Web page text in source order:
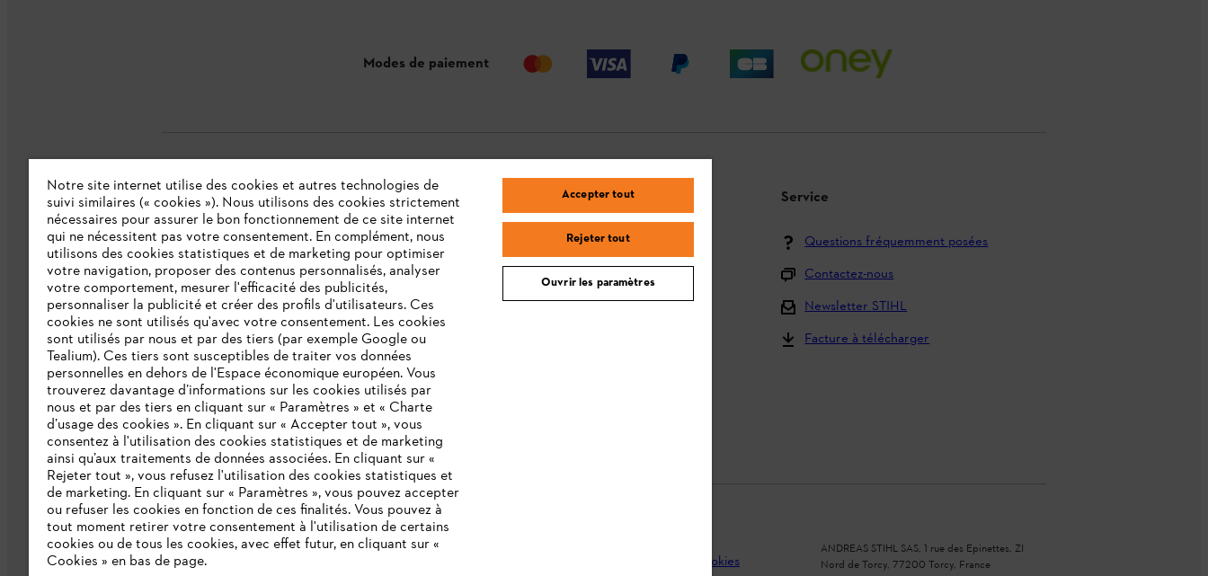
Modes de paiement
L'Entreprise
Collections STIHL
Qui sommes-nous ?
Presse
Ligne Intégrité STIHL
Programme partenaire STIHL
Déclaration d'accessibilité
Questions / Réponses
Moyens de paiement
Droit de rétractation et retour
Service
Questions fréquemment posées
Contactez-nous
Newsletter STIHL
Facture à télécharger
Conditions Générales de Vente Cookies
ANDREAS STIHL SAS, 1 rue des Epinettes, ZI
Nord de Torcy, 77200 Torcy, France
Notre site internet utilise des cookies et autres technologies de
suivi similaires (« cookies »). Nous utilisons des cookies strictement
nécessaires pour assurer le bon fonctionnement de ce site internet
qui ne nécessitent pas votre consentement. En complément, nous
utilisons des cookies statistiques et de marketing pour optimiser
votre navigation, proposer des contenus personnalisés, analyser
votre comportement, mesurer l'efficacité des publicités,
personnaliser la publicité et créer des profils d'utilisateurs. Ces
cookies ne sont utilisés qu'avec votre consentement. Les cookies
sont utilisés par nous et par des tiers (par exemple Google ou
Tealium). Ces tiers sont susceptibles de traiter vos données
personnelles en dehors de l'Espace économique européen. Vous
trouverez davantage d’informations sur les cookies utilisés par
nous et par des tiers en cliquant sur « Paramètres » et « Charte
d’usage des cookies ». En cliquant sur « Accepter tout », vous
consentez à l'utilisation des cookies statistiques et de marketing
ainsi qu’aux traitements de données associées. En cliquant sur «
Rejeter tout », vous refusez l'utilisation des cookies statistiques et
de marketing. En cliquant sur « Paramètres », vous pouvez accepter
ou refuser les cookies en fonction de ces finalités. Vous pouvez à
tout moment retirer votre consentement à l'utilisation de certains
cookies ou de tous les cookies, avec effet futur, en cliquant sur «
Cookies » en bas de page.
Accepter tout
Rejeter tout
Ouvrir les paramètres